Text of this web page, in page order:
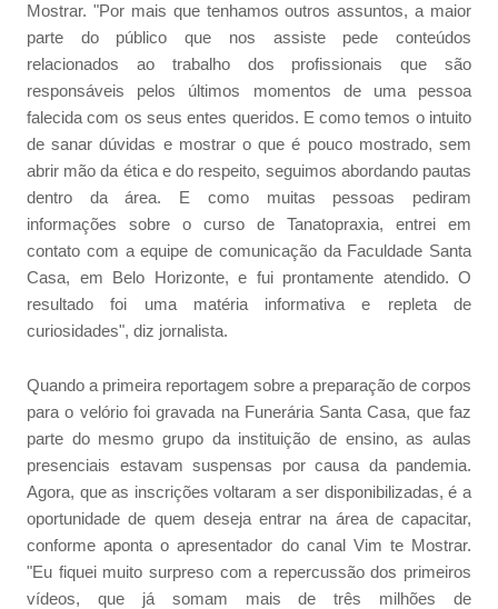
Mostrar. "Por mais que tenhamos outros assuntos, a maior
parte do público que nos assiste pede conteúdos
relacionados ao trabalho dos profissionais que são
responsáveis pelos últimos momentos de uma pessoa
falecida com os seus entes queridos. E como temos o intuito
de sanar dúvidas e mostrar o que é pouco mostrado, sem
abrir mão da ética e do respeito, seguimos abordando pautas
dentro da área. E como muitas pessoas pediram
informações sobre o curso de Tanatopraxia, entrei em
contato com a equipe de comunicação da Faculdade Santa
Casa, em Belo Horizonte, e fui prontamente atendido. O
resultado foi uma matéria informativa e repleta de
curiosidades", diz jornalista.
Quando a primeira reportagem sobre a preparação de corpos
para o velório foi gravada na Funerária Santa Casa, que faz
parte do mesmo grupo da instituição de ensino, as aulas
presenciais estavam suspensas por causa da pandemia.
Agora, que as inscrições voltaram a ser disponibilizadas, é a
oportunidade de quem deseja entrar na área de capacitar,
conforme aponta o apresentador do canal Vim te Mostrar.
"Eu fiquei muito surpreso com a repercussão dos primeiros
vídeos, que já somam mais de três milhões de